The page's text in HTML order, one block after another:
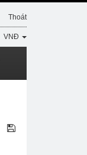
Thoát
VNĐ